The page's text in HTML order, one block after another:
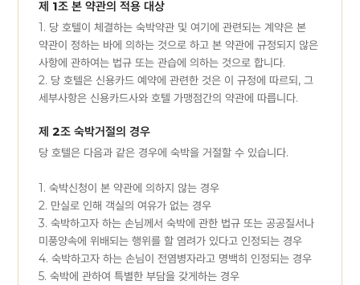
제 1조 본 약관의 적용 대상
1. 당 호텔이 체결하는 숙박약관 및 여기에 관련되는 계약은 본
약관이 정하는 바에 의하는 것으로 하고 본 약관에 규정되지 않은
사항에 관하여는 법규 또는 관습에 의하는 것으로 합니다.
2. 당 호텔은 신용카드 예약에 관련한 것은 이 규정에 따르되, 그
세부사항은 신용카드사와 호텔 가맹점간의 약관에 따릅니다.
제 2조 숙박거절의 경우
당 호텔은 다음과 같은 경우에 숙박을 거절할 수 있습니다.
1. 숙박신청이 본 약관에 의하지 않는 경우
2. 만실로 인해 객실의 여유가 없는 경우
3. 숙박하고자 하는 손님께서 숙박에 관한 법규 또는 공공질서나
미풍양속에 위배되는 행위를 할 염려가 있다고 인정되는 경우
4. 숙박하고자 하는 손님이 전염병자라고 명백히 인정되는 경우
5. 숙박에 관하여 특별한 부담을 갖게하는 경우